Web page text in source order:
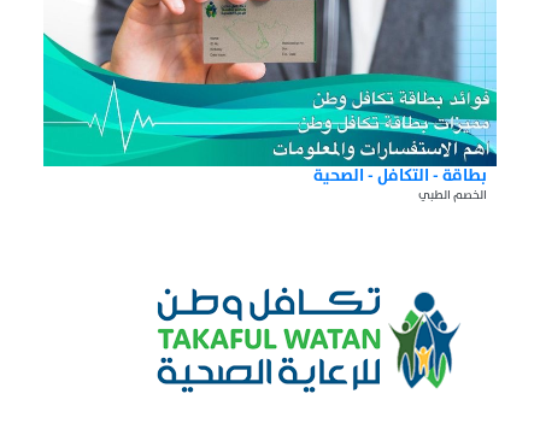
بطاقة - التكافل - الصحية
الخصم الطبي